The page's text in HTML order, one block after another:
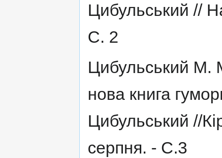
Цибульський //
С. 2
Цибульський М.
нова книга
Цибульський //
серпня. - С.3